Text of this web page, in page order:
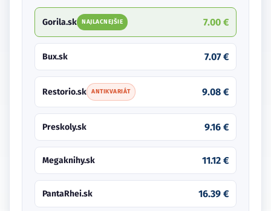
Gorila.sk NAJLACNEJŠIE 7.00 €
Bux.sk 7.07 €
Restorio.sk ANTIKVARIÁT 9.08 €
Preskoly.sk 9.16 €
Megaknihy.sk 11.12 €
PantaRhei.sk 16.39 €